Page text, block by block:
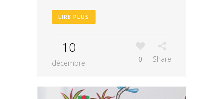
LIRE PLUS
10
décembre 0 Share